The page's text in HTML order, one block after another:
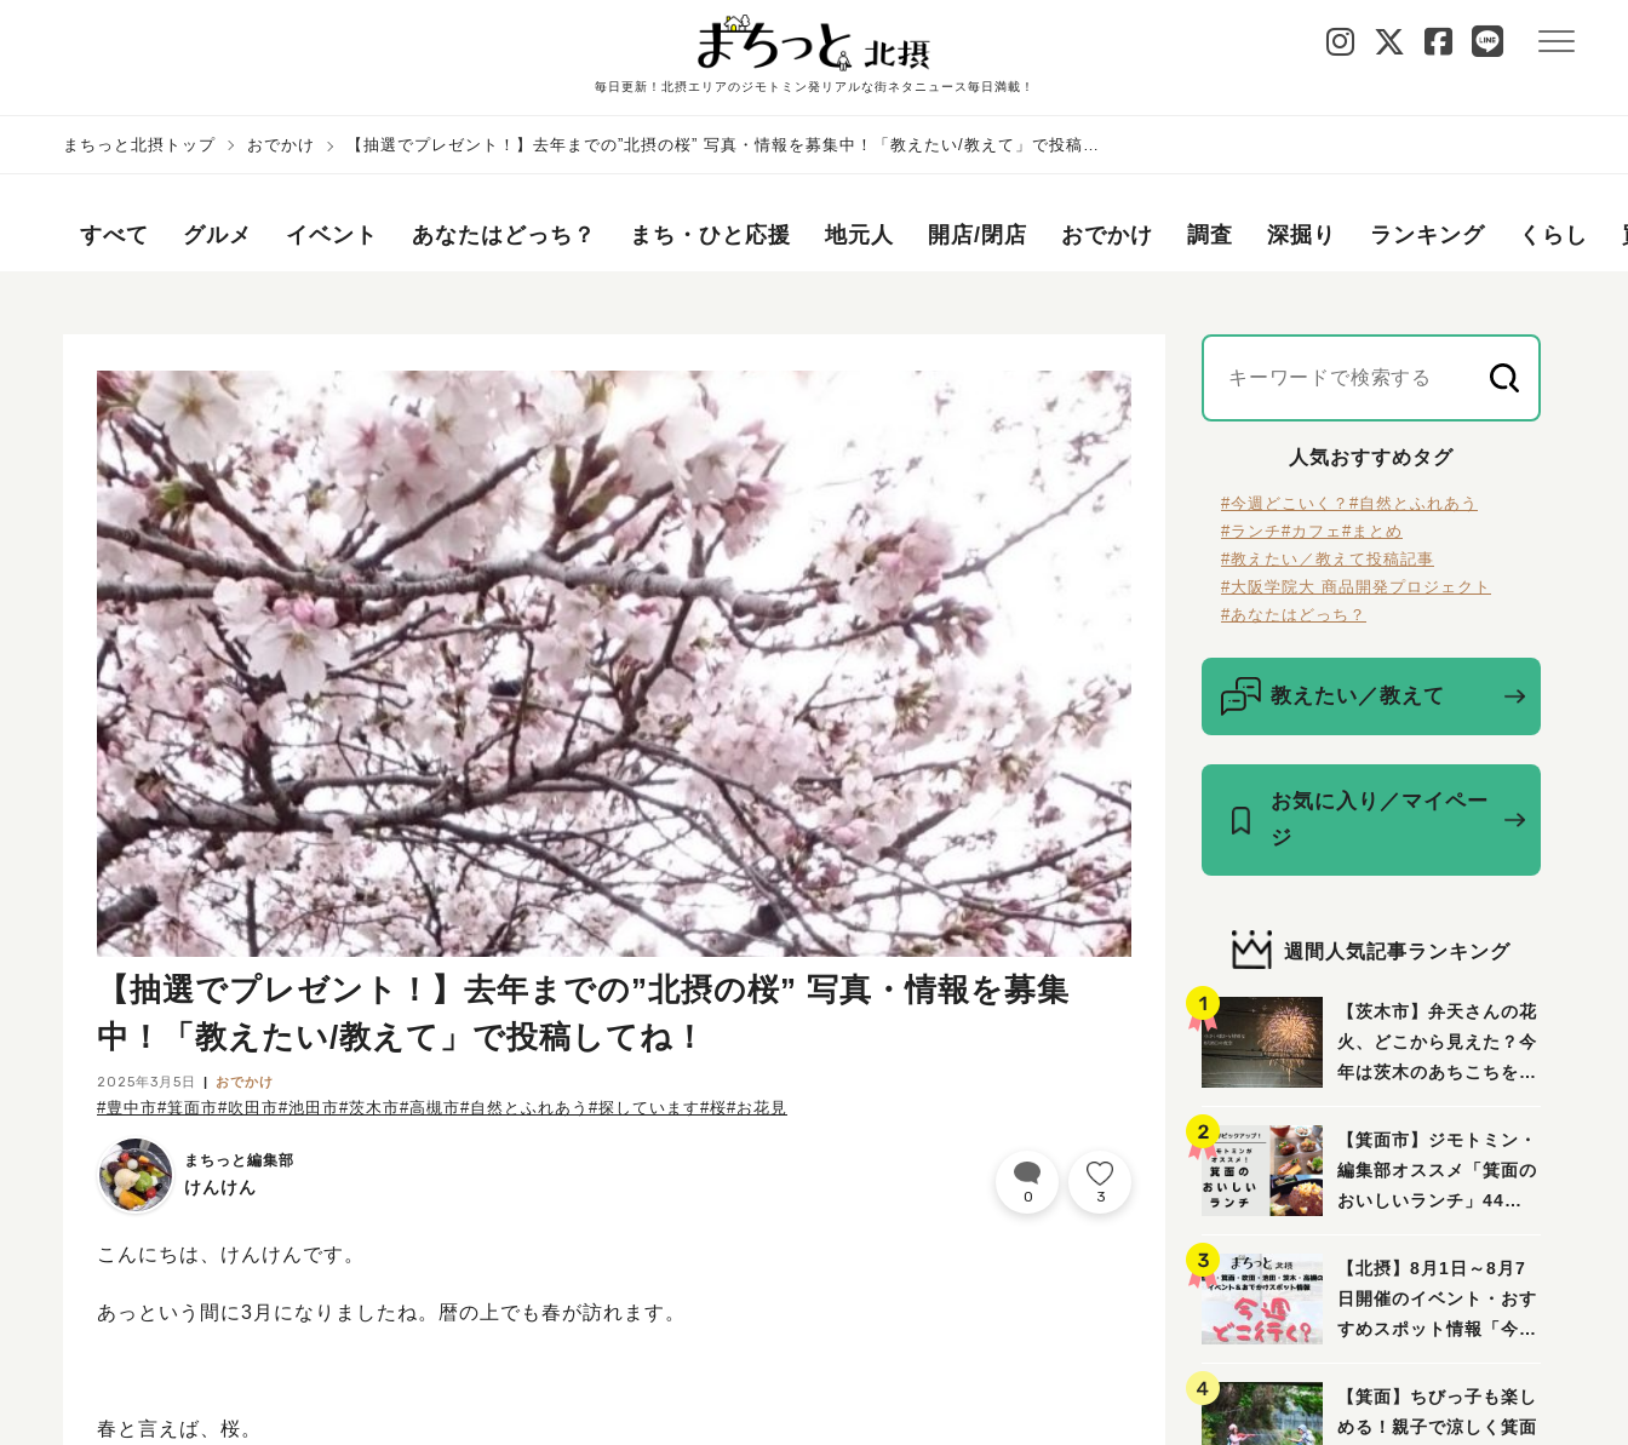
毎日更新！北摂エリアのジモトミン発リアルな街ネタニュース毎日満載！
まちっと北摂トップ おでかけ
【抽選でプレゼント！】去年までの”北摂の桜” 写真・情報を募集中！「教えたい/教えて」で投稿し
すべて グルメ イベント あなたはどっち？ まち・ひと応援 地元人 開店/閉店 おでかけ 調査 深掘り ランキング くらし
【抽選でプレゼント！】去年までの”北摂の桜” 写真・情報を募集
中！「教えたい/教えて」で投稿してね！
2025年3月5日 おでかけ
#豊中市#箕面市#吹田市#池田市#茨木市#高槻市#自然とふれあう #探しています#桜#お花見
まちっと編集部
けんけん 0 3
こんにちは、けんけんです。
あっという間に3月になりましたね。暦の上でも春が訪れます。
春と言えば、桜。
人気おすすめタグ
#今週どこいく？ #自然とふれあう
#ランチ#カフェ #まとめ
#教えたい／教えて投稿記事
#大阪学院大 商品開発プロジェクト
#あなたはどっち？
教えたい／教えて
お気に入り／マイペー
ジ
週間人気記事ランキング
【茨木市】弁天さんの花
火、どこから見えた？今
年は茨木のあちこちを巡
【箕面市】ジモトミン・
編集部オススメ「箕面の
おいしいランチ」44
から穴場まで！〜
【北摂】8月1日～8月7
日開催のイベント・おす
すめスポット情報「今週
面・吹田・池田・茨木・
高槻）
【箕面】ちびっ子も楽し
める！親子で涼しく箕面